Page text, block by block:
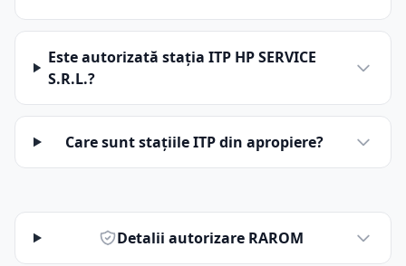
Este autorizată stația ITP HP SERVICE
S.R.L.?
Care sunt stațiile ITP din apropiere?
Detalii autorizare RAROM